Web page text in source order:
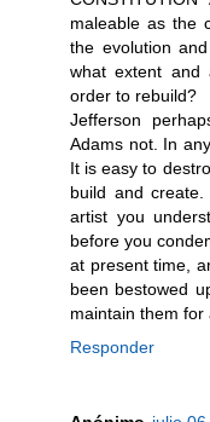
maleable as the
the evolution
what extent
order to rebuild?
Jefferson
Adams not. In
It is easy to
build and
artist you
before you
at present time,
been bestowed
maintain them for
Responder